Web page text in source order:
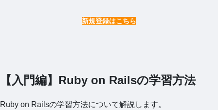
新規登録はこちら
【入門編】Ruby on Railsの学習方法
Ruby on Railsの学習方法について解説します。